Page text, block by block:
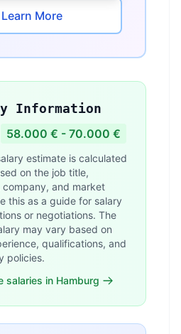
Learn More
Information
58.000 € - 70.000 €
estimate is calculated
on the job title,
company, and market
this as a guide for salary
or negotiations. The
may vary based on
qualifications, and
policies.
salaries in Hamburg